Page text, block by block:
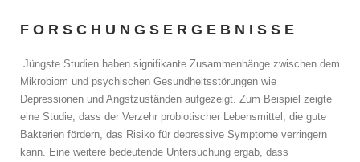
FORSCHUNGSERGEBNISSE
Jüngste Studien haben signifikante Zusammenhänge zwischen dem
Mikrobiom und psychischen Gesundheitsstörungen wie
Depressionen und Angstzuständen aufgezeigt. Zum Beispiel zeigte
eine Studie, dass der Verzehr probiotischer Lebensmittel, die gute
Bakterien fördern, das Risiko für depressive Symptome verringern
kann. Eine weitere bedeutende Untersuchung ergab, dass